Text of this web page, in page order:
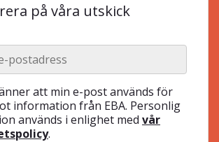
på våra utskick
att min e-post används för
information från EBA. Personlig
används i enlighet med vår
.